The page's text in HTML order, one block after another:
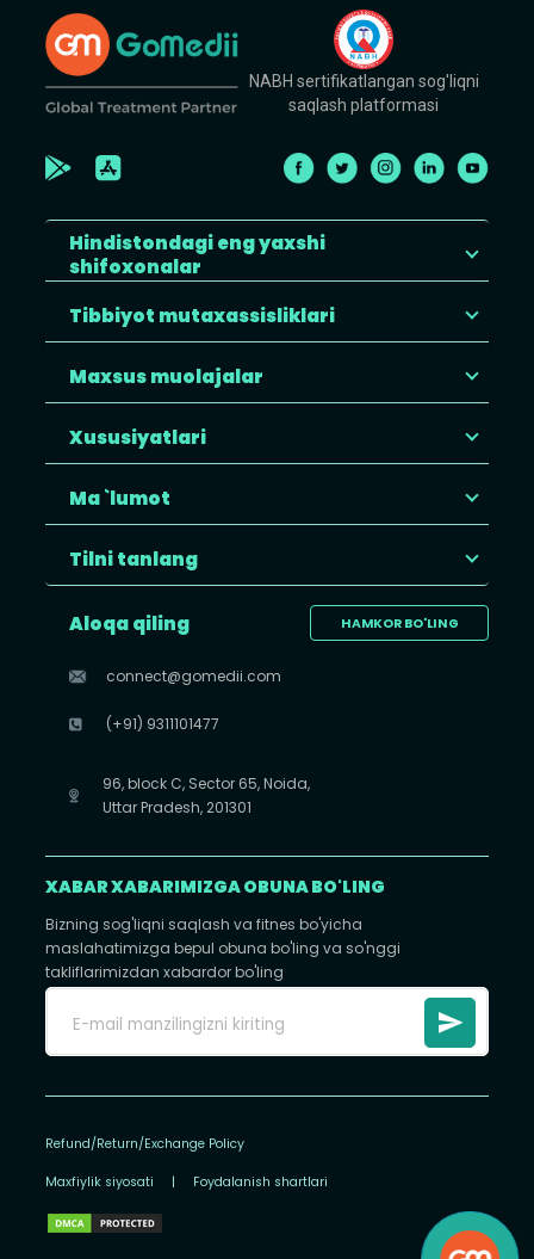
NABH sertifikatlangan sog'liqni
saqlash platformasi
Hindistondagi eng yaxshi
shifoxonalar
Tibbiyot mutaxassisliklari
Maxsus muolajalar
Xususiyatlari
Ma `lumot
Tilni tanlang
HAMKOR BO'LING
Aloqa qiling
connect@gomedii.com
(+91) 9311101477
96, block C, Sector 65, Noida,
Uttar Pradesh, 201301
XABAR XABARIMIZGA OBUNA BO'LING
Bizning sog'liqni saqlash va fitnes bo'yicha
maslahatimizga bepul obuna bo'ling va so'nggi
takliflarimizdan xabardor bo'ling
Refund/Return/Exchange Policy
Maxfiylik siyosati | Foydalanish shartlari